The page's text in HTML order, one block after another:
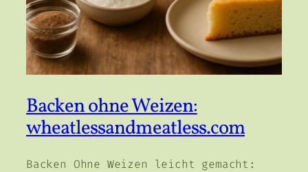
Backen ohne Weizen:
wheatlessandmeatless.com
Backen Ohne Weizen leicht gemacht: